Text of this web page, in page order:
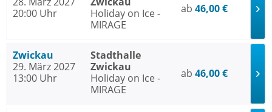
20:00 Uhr
Holiday on Ice -
MIRAGE
ab 46,00 €
Zwickau
29. März 2027
13:00 Uhr
Stadthalle
Zwickau
Holiday on Ice -
MIRAGE
ab 46,00 €